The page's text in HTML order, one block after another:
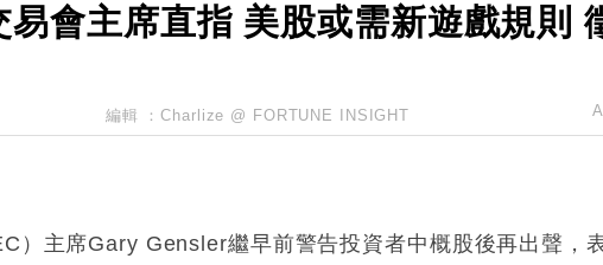
易會主席直指 美股或需新遊戲規則
編輯 ：Charlize @ FORTUNE INSIGHT
）主席Gary Gensler繼早前警告投資者中概股後再出聲，